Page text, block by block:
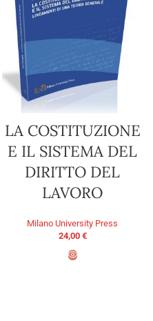
LA COSTITUZIONE
E IL SISTEMA DEL
DIRITTO DEL
LAVORO
Milano University Press
24,00 €